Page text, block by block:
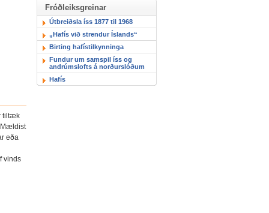
tiltæk
Mældist
eða
vinds
Fróðleiksgreinar
Útbreiðsla íss 1877 til 1968
„Hafís við strendur Íslands“
Birting hafístilkynninga
Fundur um samspil íss og
andrúmslofts á norðurslóðum
Hafís